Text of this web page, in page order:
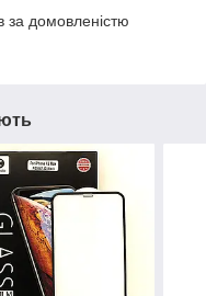
за домовленістю